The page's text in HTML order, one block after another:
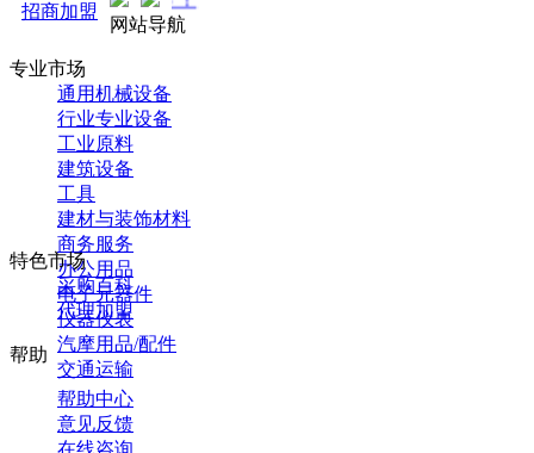
招商加盟
网站导航
专业市场
通用机械设备
行业专业设备
工业原料
建筑设备
工具
建材与装饰材料
商务服务
办公用品
电子元器件
仪器仪表
汽摩用品/配件
交通运输
特色市场
采购百科
代理加盟
帮助中心